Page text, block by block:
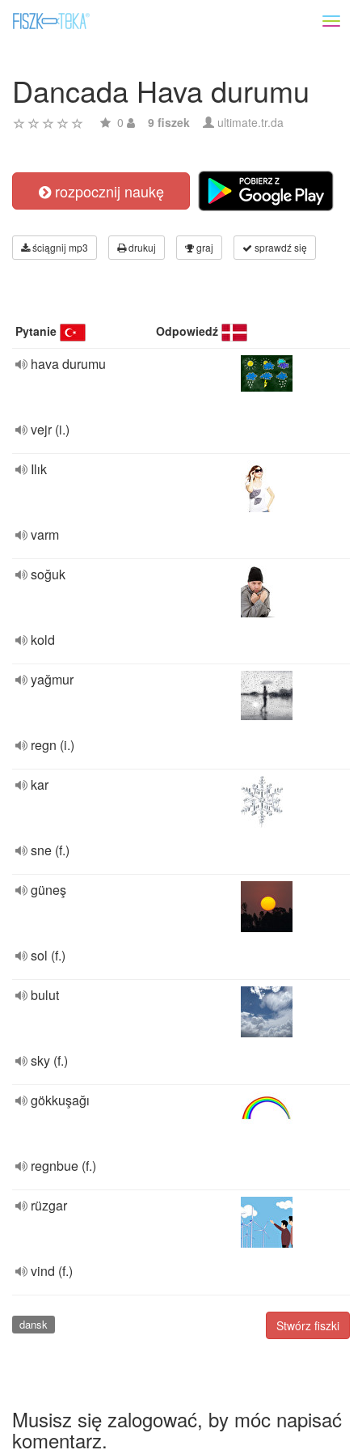
Dancada Hava durumu
0 9 fiszek ultimate.tr.da
rozpocznij naukę
ściągnij mp3 drukuj graj sprawdź się
Pytanie Odpowiedź
hava durumu
vejr (i.)
Ilık
varm
soğuk
kold
yağmur
regn (i.)
kar
sne (f.)
güneş
sol (f.)
bulut
sky (f.)
gökkuşağı
regnbue (f.)
rüzgar
vind (f.)
Stwórz fiszki
dansk
Musisz się zalogować, by móc napisać
komentarz.